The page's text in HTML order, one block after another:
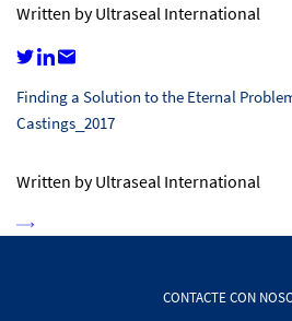
Written by Ultraseal International
Finding a Solution to the Eternal
Castings_2017
Written by Ultraseal International
CONTACTE CON